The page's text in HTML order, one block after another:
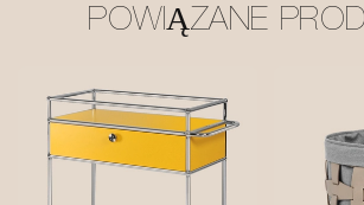
POWIĄZANE